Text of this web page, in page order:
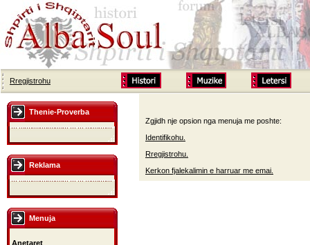
Rregjistrohu
Thenie-Proverba
Reklama
Menuja
Anetaret
Zgjidh nje opsion nga menuja me poshte:
Identifikohu.
Rregjistrohu.
Kerkon fjalekalimin e harruar me emai.